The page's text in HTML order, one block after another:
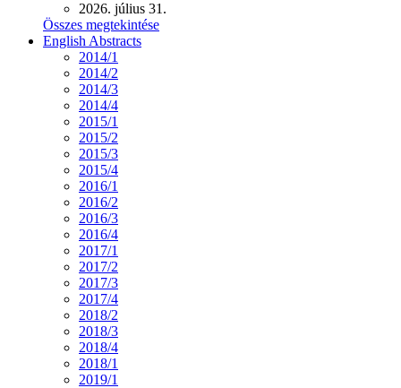
2026. július 31.
Összes megtekintése
English Abstracts
2014/1
2014/2
2014/3
2014/4
2015/1
2015/2
2015/3
2015/4
2016/1
2016/2
2016/3
2016/4
2017/1
2017/2
2017/3
2017/4
2018/2
2018/3
2018/4
2018/1
2019/1